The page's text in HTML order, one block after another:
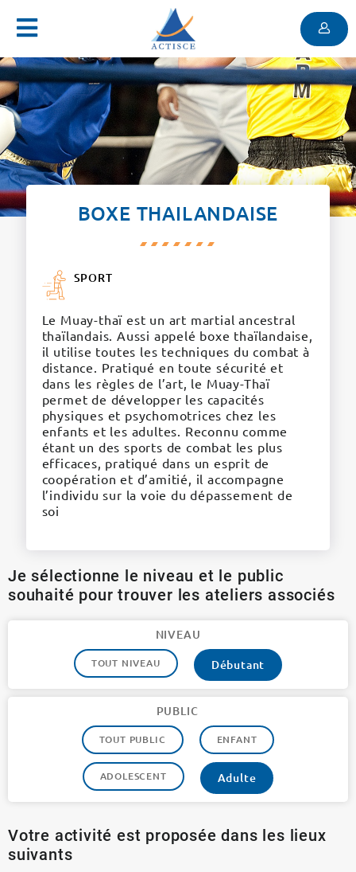
Menu
BOXE THAILANDAISE
SPORT
Le Muay-thaï est un art martial ancestral
thaïlandais. Aussi appelé boxe thaïlandaise,
il utilise toutes les techniques du combat à
distance. Pratiqué en toute sécurité et
dans les règles de l’art, le Muay-Thaï
permet de développer les capacités
physiques et psychomotrices chez les
enfants et les adultes. Reconnu comme
étant un des sports de combat les plus
efficaces, pratiqué dans un esprit de
coopération et d’amitié, il accompagne
l’individu sur la voie du dépassement de
soi
Je sélectionne le niveau et le public
souhaité pour trouver les ateliers associés
NIVEAU
TOUT NIVEAU Débutant
PUBLIC
TOUT PUBLIC ENFANT
ADOLESCENT Adulte
Votre activité est proposée dans les lieux
suivants